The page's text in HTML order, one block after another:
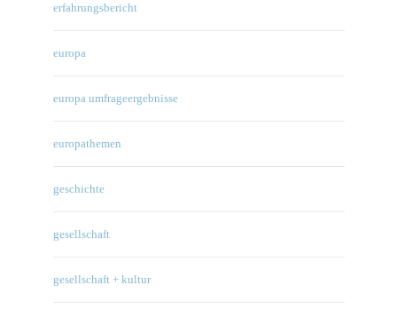
erfahrungsbericht
europa
europa umfrageergebnisse
europathemen
geschichte
gesellschaft
gesellschaft + kultur